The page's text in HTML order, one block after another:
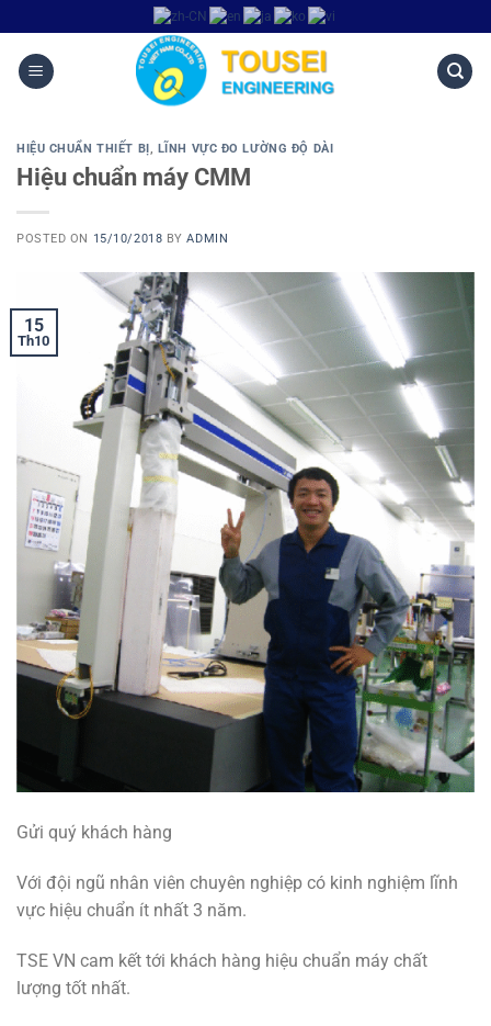
HIỆU CHUẨN THIẾT BỊ, LĨNH VỰC ĐO LƯỜNG ĐỘ DÀI
Hiệu chuẩn máy CMM
POSTED ON 15/10/2018 BYADMIN
15
Th10
Gửi quý khách hàng
Với đội ngũ nhân viên chuyên nghiệp có kinh nghiệm lĩnh
vực hiệu chuẩn ít nhất 3 năm.
TSE VN cam kết tới khách hàng hiệu chuẩn máy chất
lượng tốt nhất.